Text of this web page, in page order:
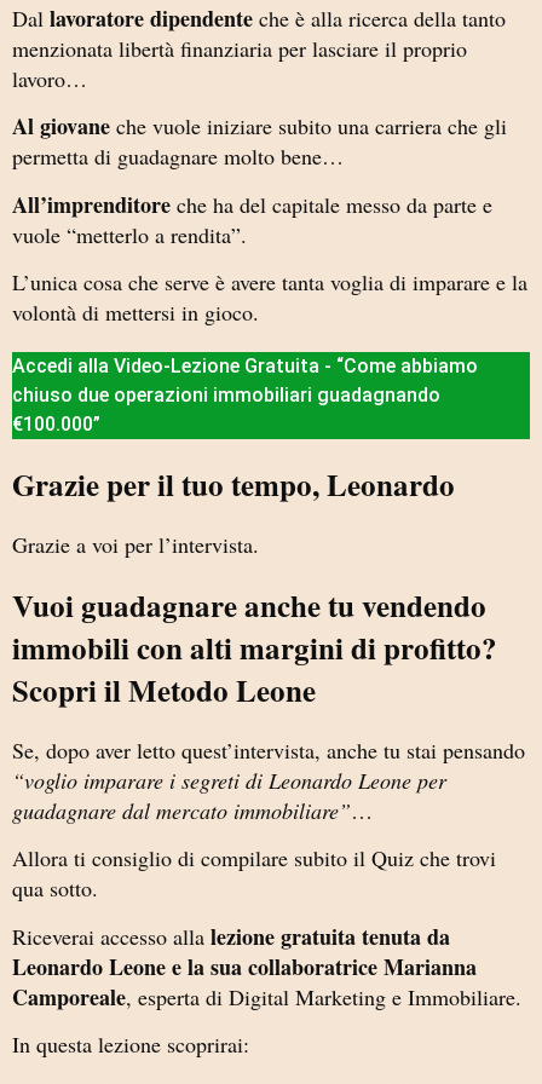
Dal lavoratore dipendente che è alla ricerca della tanto
menzionata libertà finanziaria per lasciare il proprio
lavoro…
Al giovane che vuole iniziare subito una carriera che gli
permetta di guadagnare molto bene…
All’imprenditore che ha del capitale messo da parte e
vuole “metterlo a rendita”.
L’unica cosa che serve è avere tanta voglia di imparare e la
volontà di mettersi in gioco.
Accedi alla Video-Lezione Gratuita - “Come abbiamo
chiuso due operazioni immobiliari guadagnando
€100.000”
Grazie per il tuo tempo, Leonardo
Grazie a voi per l’intervista.
Vuoi guadagnare anche tu vendendo
immobili con alti margini di profitto?
Scopri il Metodo Leone
Se, dopo aver letto quest’intervista, anche tu stai pensando
“voglio imparare i segreti di Leonardo Leone per
guadagnare dal mercato immobiliare”…
Allora ti consiglio di compilare subito il Quiz che trovi
qua sotto.
Riceverai accesso alla lezione gratuita tenuta da
Leonardo Leone e la sua collaboratrice Marianna
Camporeale, esperta di Digital Marketing e Immobiliare.
In questa lezione scoprirai: